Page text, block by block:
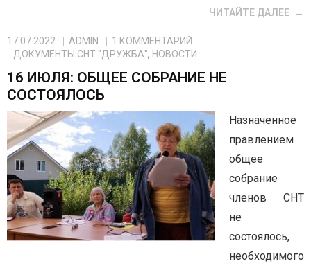
ЧИТАЙТЕ ДАЛЕЕ
17.07.2022 ADMIN 1 КОММЕНТАРИЙ
ДОКУМЕНТЫ СНТ "ДРУЖБА", НОВОСТИ
16 ИЮЛЯ: ОБЩЕЕ СОБРАНИЕ НЕ
СОСТОЯЛОСЬ
Назначенное
правлением
общее
собрание
членов СНТ
не
состоялось,
необходимого